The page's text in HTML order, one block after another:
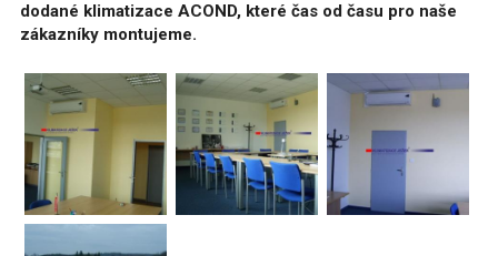
dodané klimatizace ACOND, které čas od času pro naše
zákazníky montujeme.